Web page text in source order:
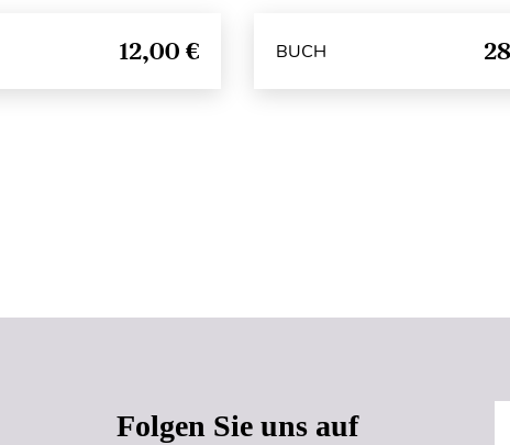
12,00 € BUCH
Folgen Sie uns auf